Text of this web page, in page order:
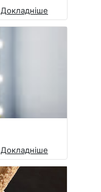
Докладніше
Докладніше